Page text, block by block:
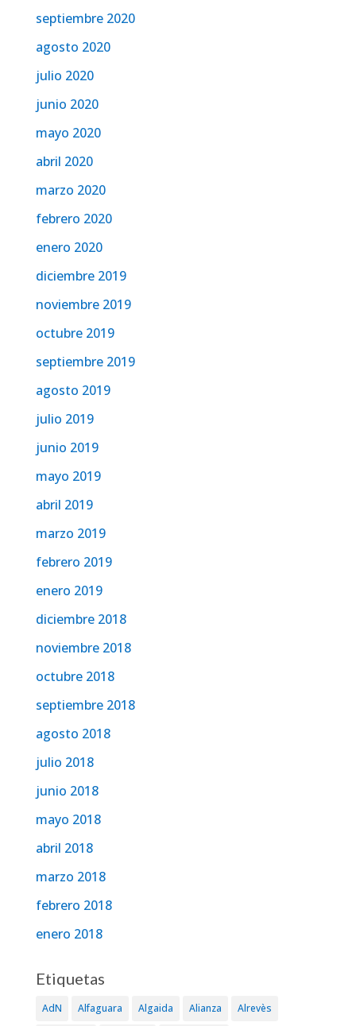
septiembre 2020
agosto 2020
julio 2020
junio 2020
mayo 2020
abril 2020
marzo 2020
febrero 2020
enero 2020
diciembre 2019
noviembre 2019
octubre 2019
septiembre 2019
agosto 2019
julio 2019
junio 2019
mayo 2019
abril 2019
marzo 2019
febrero 2019
enero 2019
diciembre 2018
noviembre 2018
octubre 2018
septiembre 2018
agosto 2018
julio 2018
junio 2018
mayo 2018
abril 2018
marzo 2018
febrero 2018
enero 2018
Etiquetas
AdN Alfaguara Algaida Alianza Alrevès